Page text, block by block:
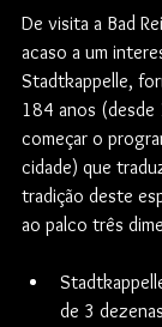
De visita a Bad
acaso a um
Stadtkappelle,
184 anos
começar o
cidade) que
tradição deste
ao palco três
de 3